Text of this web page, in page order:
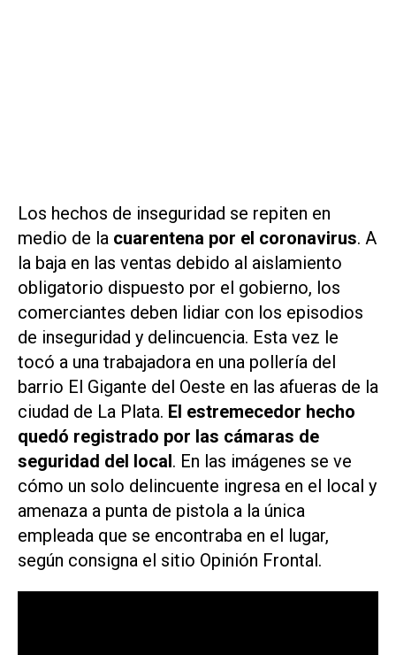
Los hechos de inseguridad se repiten en
medio de la cuarentena por el coronavirus. A
la baja en las ventas debido al aislamiento
obligatorio dispuesto por el gobierno, los
comerciantes deben lidiar con los episodios
de inseguridad y delincuencia. Esta vez le
tocó a una trabajadora en una pollería del
barrio El Gigante del Oeste en las afueras de la
ciudad de La Plata. El estremecedor hecho
quedó registrado por las cámaras de
seguridad del local. En las imágenes se ve
cómo un solo delincuente ingresa en el local y
amenaza a punta de pistola a la única
empleada que se encontraba en el lugar,
según consigna el sitio Opinión Frontal.